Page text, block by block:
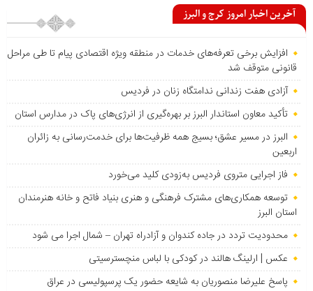
آخرین اخبار امروز کرج و البرز
افزایش برخی تعرفه‌های خدمات در منطقه ویژه اقتصادی پیام تا طی مراحل
قانونی متوقف شد
آزادی هفت زندانی ندامتگاه زنان در فردیس
تأکید معاون استاندار البرز بر بهره‌گیری از انرژی‌های پاک در مدارس استان
البرز در مسیر عشق؛ بسیج همه ظرفیت‌ها برای خدمت‌رسانی به زائران
اربعین
فاز اجرایی متروی فردیس به‌زودی کلید می‌خورد
توسعه همکاری‌های مشترک فرهنگی و هنری بنیاد فاتح و خانه هنرمندان
استان البرز
محدودیت تردد در جاده کندوان و آزادراه تهران – شمال اجرا می شود
عکس | ارلینگ هالند در کودکی با لباس منچسترسیتی
پاسخ علیرضا منصوریان به شایعه حضور یک پرسپولیسی در عراق